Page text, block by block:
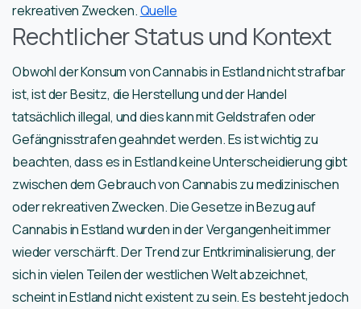
rekreativen Zwecken.Quelle
Rechtlicher Status und Kontext
Obwohl der Konsum von Cannabis in Estland nicht strafbar
ist, ist der Besitz, die Herstellung und der Handel
tatsächlich illegal, und dies kann mit Geldstrafen oder
Gefängnisstrafen geahndet werden. Es ist wichtig zu
beachten, dass es in Estland keine Unterscheidierung gibt
zwischen dem Gebrauch von Cannabis zu medizinischen
oder rekreativen Zwecken. Die Gesetze in Bezug auf
Cannabis in Estland wurden in der Vergangenheit immer
wieder verschärft. Der Trend zur Entkriminalisierung, der
sich in vielen Teilen der westlichen Welt abzeichnet,
scheint in Estland nicht existent zu sein. Es besteht jedoch